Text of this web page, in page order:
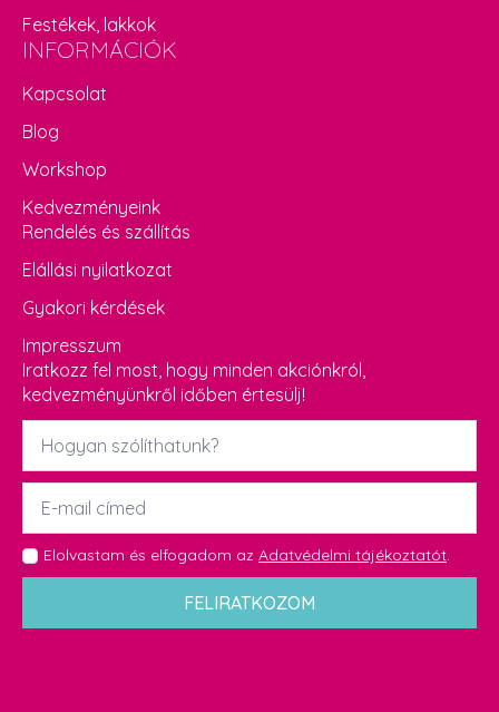
Festékek, lakkok
INFORMÁCIÓK
Kapcsolat
Blog
Workshop
Kedvezményeink
Rendelés és szállítás
Elállási nyilatkozat
Gyakori kérdések
Impresszum
Iratkozz fel most, hogy minden akciónkról,
kedvezményünkről időben értesülj!
Név
Email
GDPR
*
Elolvastam és elfogadom az Adatvédelmi tájékoztatót.
FELIRATKOZOM